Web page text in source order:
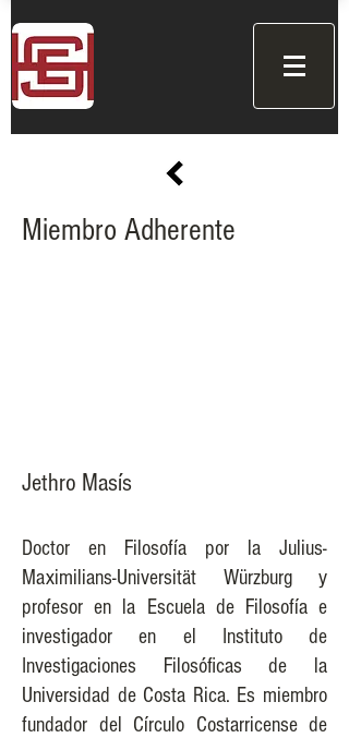
Miembro Adherente
Jethro Masís
Doctor en Filosofía por la Julius-
Maximilians-Universität Würzburg y
profesor en la Escuela de Filosofía e
investigador en el Instituto de
Investigaciones Filosóficas de la
Universidad de Costa Rica. Es miembro
fundador del Círculo Costarricense de